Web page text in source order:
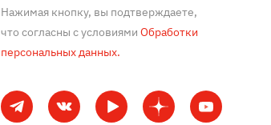
Нажимая кнопку, вы подтверждаете,
что согласны с условиями Обработки
персональных данных.